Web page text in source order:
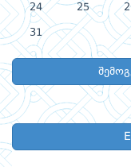
24 25
31